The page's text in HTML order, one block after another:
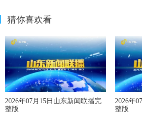
猜你喜欢看
2026年07月15日山东新闻联播完
整版
2026年
整版